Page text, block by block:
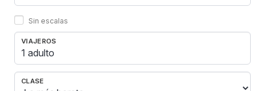
Sin escalas
VIAJEROS
1 adulto
CLASE